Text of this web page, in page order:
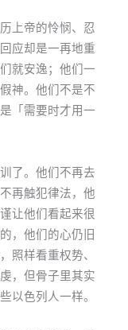
上帝的怜悯、忍
应却是一再地重
就安逸；他们一
神。他们不是不
「需要时才用一
了。他们不再去
再触犯律法，他
让他们看起来很
，他们的心仍旧
照样看重权势、
，但骨子里其实
以色列人一样。